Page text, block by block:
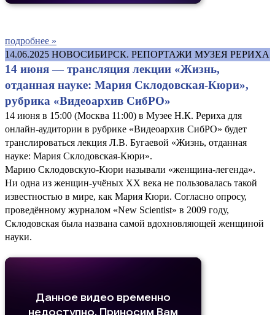
подробнее »
14.06.2025 НОВОСИБИРСК. РЕПОРТАЖИ МУЗЕЯ РЕРИХА
14 июня — трансляция лекции «Жизнь,
отданная науке: Мария Склодовская-Кюри»,
рубрика «Видеоархив СибРО»
14 июня в 15:00 (Москва 11:00) в Музее Н.К. Рериха для
онлайн-аудитории в рубрике «Видеоархив СибРО» будет
транслироваться лекция Л.В. Бугаевой «Жизнь, отданная
науке: Мария Склодовская-Кюри».
Марию Склодовскую-Кюри называли «женщина-легенда».
Ни одна из женщин-учёных XX века не пользовалась такой
известностью в мире, как Мария Кюри. Согласно опросу,
проведённому журналом «New Scientist» в 2009 году,
Склодовская была названа самой вдохновляющей женщиной
науки.